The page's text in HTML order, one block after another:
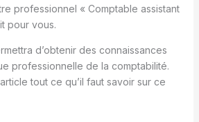
professionnel « Comptable assistant
pour vous.
d’obtenir des connaissances
professionnelle de la comptabilité.
tout ce qu’il faut savoir sur ce